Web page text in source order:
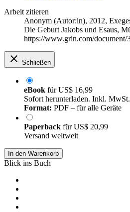
Arbeit zitieren
Anonym (Autor:in), 2012,
Die Geburt Jakobs und Esaus,
https://www.grin.com/document/
Schließen
eBook fürUS$ 16,99
Sofort herunterladen. Inkl. MwSt.
Format: PDF – für alle Geräte
Paperback fürUS$ 20,99
Versand weltweit
In den Warenkorb
Blick ins Buch